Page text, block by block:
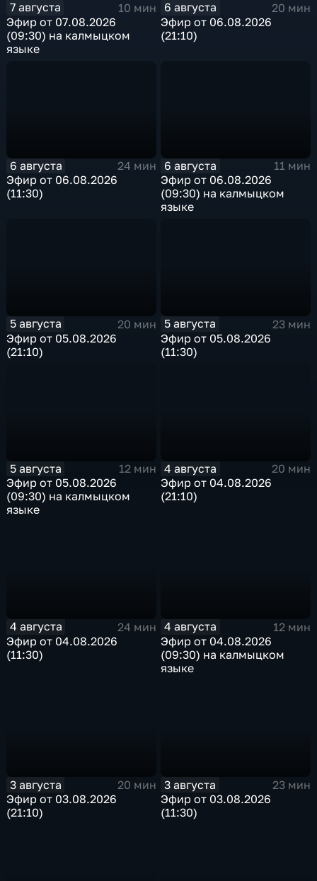
7 августа
10 мин
Эфир от 07.08.2026
(09:30) на калмыцком
языке
6 августа
20 мин
Эфир от 06.08.2026
(21:10)
6 августа
24 мин
Эфир от 06.08.2026
(11:30)
6 августа
11 мин
Эфир от 06.08.2026
(09:30) на калмыцком
языке
5 августа
20 мин
Эфир от 05.08.2026
(21:10)
5 августа
23 мин
Эфир от 05.08.2026
(11:30)
5 августа
12 мин
Эфир от 05.08.2026
(09:30) на калмыцком
языке
4 августа
20 мин
Эфир от 04.08.2026
(21:10)
4 августа
24 мин
Эфир от 04.08.2026
(11:30)
4 августа
12 мин
Эфир от 04.08.2026
(09:30) на калмыцком
языке
3 августа
20 мин
Эфир от 03.08.2026
(21:10)
3 августа
23 мин
Эфир от 03.08.2026
(11:30)